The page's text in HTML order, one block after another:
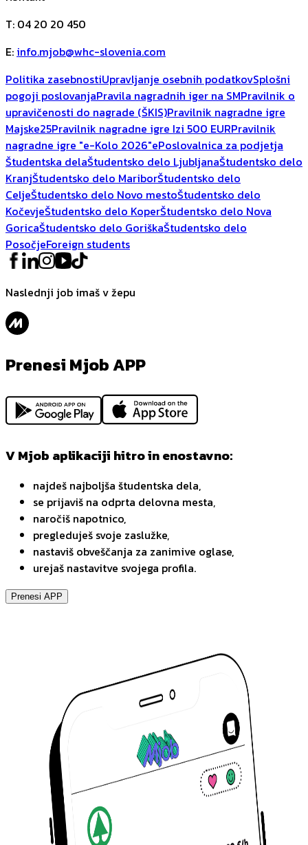
T: 04 20 20 450
E: info.mjob@whc-slovenia.com
Politika zasebnostiUpravljanje osebnih podatkovSplošni
pogoji poslovanjaPravila nagradnih iger na SMPravilnik o
upravičenosti do nagrade (ŠKIS)Pravilnik nagradne igre
Majske25Pravilnik nagradne igre Izi 500 EURPravilnik
nagradne igre "e-Kolo 2026"ePoslovalnica za podjetja
Študentska delaŠtudentsko delo LjubljanaŠtudentsko delo
KranjŠtudentsko delo MariborŠtudentsko delo
CeljeŠtudentsko delo Novo mestoŠtudentsko delo
KočevjeŠtudentsko delo KoperŠtudentsko delo Nova
GoricaŠtudentsko delo GoriškaŠtudentsko delo
PosočjeForeign students
Naslednji job imaš v žepu
Prenesi Mjob APP
V Mjob aplikaciji hitro in enostavno:
najdeš najboljša študentska dela,
se prijaviš na odprta delovna mesta,
naročiš napotnico,
pregleduješ svoje zaslužke,
nastaviš obveščanja za zanimive oglase,
urejaš nastavitve svojega profila.
Prenesi APP